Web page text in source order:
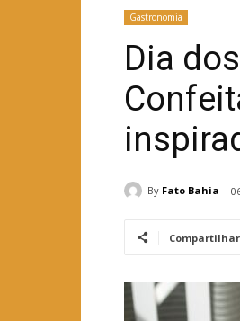
Gastronomia
Dia
By Fato Bahia
Compartilhar